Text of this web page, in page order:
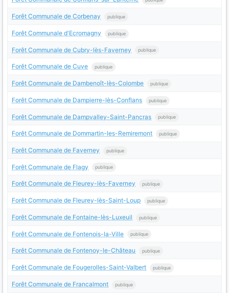
Forêt Communale de Corbenay publique
Forêt Communale d'Ecromagny publique
Forêt Communale de Cubry-lès-Faverney publique
Forêt Communale de Cuve publique
Forêt Communale de Dambenoît-lès-Colombe publique
Forêt Communale de Dampierre-lès-Conflans publique
Forêt Communale de Dampvalley-Saint-Pancras publique
Forêt Communale de Dommartin-les-Remiremont publique
Forêt Communale de Faverney publique
Forêt Communale de Flagy publique
Forêt Communale de Fleurey-lès-Faverney publique
Forêt Communale de Fleurey-lès-Saint-Loup publique
Forêt Communale de Fontaine-lès-Luxeuil publique
Forêt Communale de Fontenois-la-Ville publique
Forêt Communale de Fontenoy-le-Château publique
Forêt Communale de Fougerolles-Saint-Valbert publique
Forêt Communale de Francalmont publique